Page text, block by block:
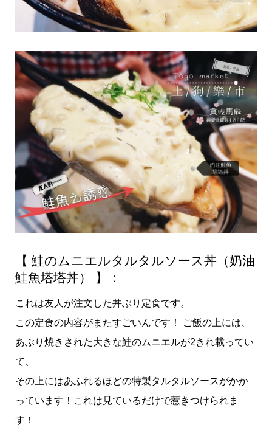
【 鮭のムニエルタルタルソース丼（奶油
鮭魚塔塔丼） 】：
これは友人が注文した丼ぶり定食です。
この定食の内容がまたすごいんです！ ご飯の上には、
あぶり焼きされた大きな鮭のムニエルが2きれ載ってい
て、
その上にはあふれるほどの特製タルタルソースがかか
っています！これは見ているだけで惹きつけられま
す！